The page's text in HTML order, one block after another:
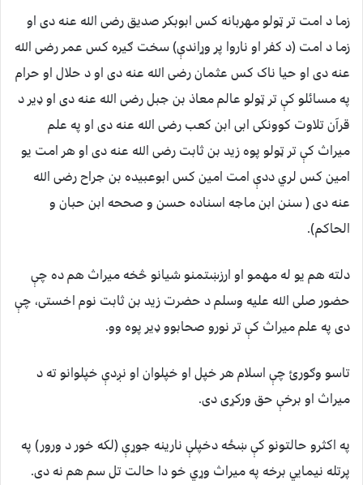
زما د امت تر ټولو مهربانه کس ابوبکر صديق رضی الله عنه دی او
زما د امت (د کفر او ناروا پر وړاندې) سخت ګيره کس عمر رضی الله
عنه دی او حيا ناک کس عثمان رضی الله عنه دی او د حلال او حرام
په مسائلو کې تر ټولو عالم معاذ بن جبل رضی الله عنه دی او ډير د
قرآن تلاوت کوونکی ابی ابن کعب رضی الله عنه دی او په علم
ميراث کې تر ټولو پوه زيد بن ثابت رضی الله عنه دی او هر امت يو
امين کس لري ددې امت امين کس ابوعبيده بن جراح رضی الله
عنه دی ( سنن ابن ماجه اسناده حسن و صححه ابن حبان و
الحاکم).
دلته هم یو له مهمو او ارزښتمنو شیانو څخه میراث هم ده چې
حضور صلی الله علیه وسلم د حضرت زید بن ثابت نوم اخستی، چې
دی په علم میراث کې تر نورو صحابوو ډیر پوه وو.
تاسو وګورئ چې اسلام هر خپل او خپلوان او نږدې خپلوانو ته د
میراث او برخې حق ورکړی دی.
په اکثرو حالتونو کې ښځه دخپلې نارينه جوړې (لکه خور د ورور) په
پرتله نيمايي برخه په ميراث وړي خو دا حالت تل سم هم نه دى.